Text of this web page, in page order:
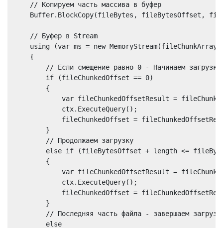
    // Копируем часть массива в буфер
Buffer.BlockCopy(fileBytes, fileBytesOffset,
    // Буфер в Stream
using (var ms = new
    {
        // Если смещение равно 0 - Начинаем загрузку
        if (fileChunkedOffset == 0)
        {
var fileChunkedOffsetResult =
            ctx.ExecuteQuery();
fileChunkedOffset =
        }
        // Продолжаем загрузку
else if (fileBytesOffset + length <=
        {
var fileChunkedOffsetResult =
            ctx.ExecuteQuery();
fileChunkedOffset =
        }
// Последняя часть файла - завершаем
        else